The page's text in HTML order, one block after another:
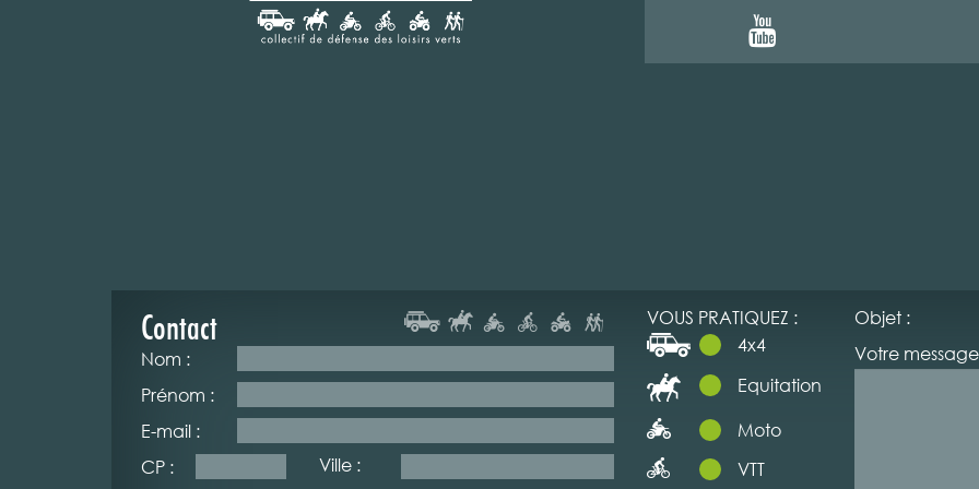
Contact
Nom :
Prénom :
E-mail :
CP :
Ville :
VOUS PRATIQUEZ :
4x4
Equitation
Moto
VTT
Objet :
Votre